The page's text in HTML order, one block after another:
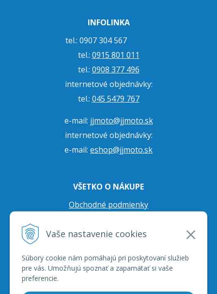
Vaše nastavenie cookies
Súbory cookie nám pomáhajú pri poskytovaní služieb
pre vás. Umožňujú spoznať a zapamätať si vaše
preferencie.
INFOLINKA
tel.: 0907 304 567
tel.: 0915 801 011
tel.: 0908 377 496
internetové objednávky:
tel.: 045 5479 767
e-mail: jjmoto@jjmoto.sk
internetové objednávky:
e-mail: eshop@jjmoto.sk
VŠETKO O NÁKUPE
Obchodné podmienky
Prepravné podmienky